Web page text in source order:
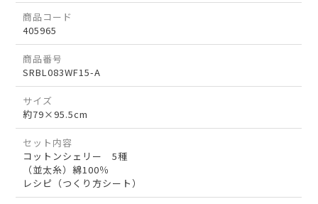
商品コード
405965
商品番号
SRBL083WF15-A
サイズ
約79×95.5cm
セット内容
コットンシェリー 5種
（並太糸）綿100％
レシピ（つくり方シート）